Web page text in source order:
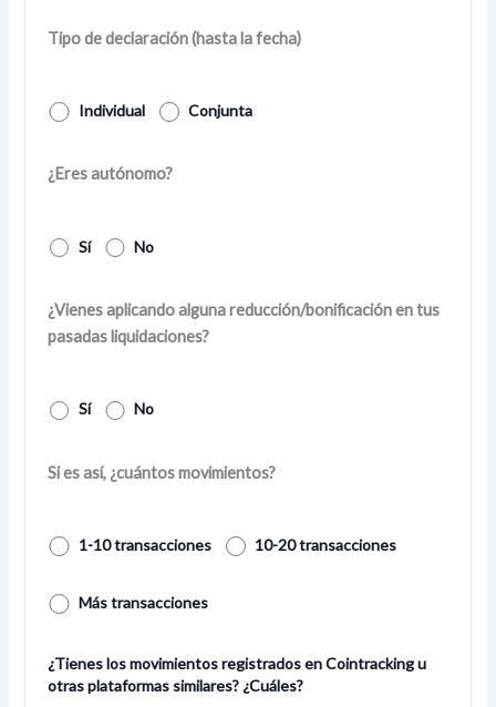
Tipo de declaración (hasta la fecha)
Individual Conjunta
¿Eres autónomo?
Sí No
¿Vienes aplicando alguna reducción/bonificación en tus
pasadas liquidaciones?
Sí No
Si es así, ¿cuántos movimientos?
1-10 transacciones 10-20 transacciones
Más transacciones
¿Tienes los movimientos registrados en Cointracking u
otras plataformas similares? ¿Cuáles?